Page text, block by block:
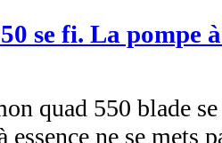
se fi. La pompe à
quad 550 blade
essence ne se mets